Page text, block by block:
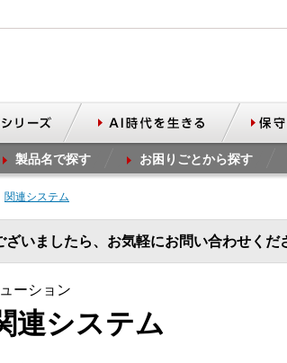
製品名で探す お困りごとから探す
関連システム
いましたら、お気軽にお問い合わせくだ
ーション
連システム